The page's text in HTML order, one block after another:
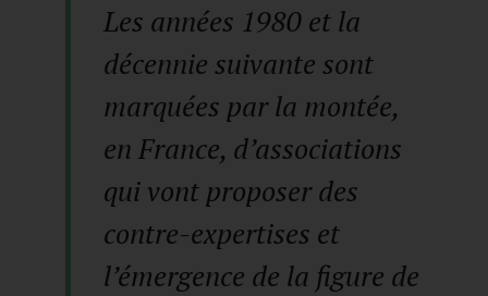
Les années 1980 et la
décennie suivante sont
marquées par la montée,
en France, d’associations
qui vont proposer des
contre-expertises et
l’émergence de la figure de